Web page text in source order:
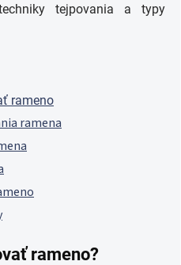
tejpovania a typy
rameno
ramena
rameno?